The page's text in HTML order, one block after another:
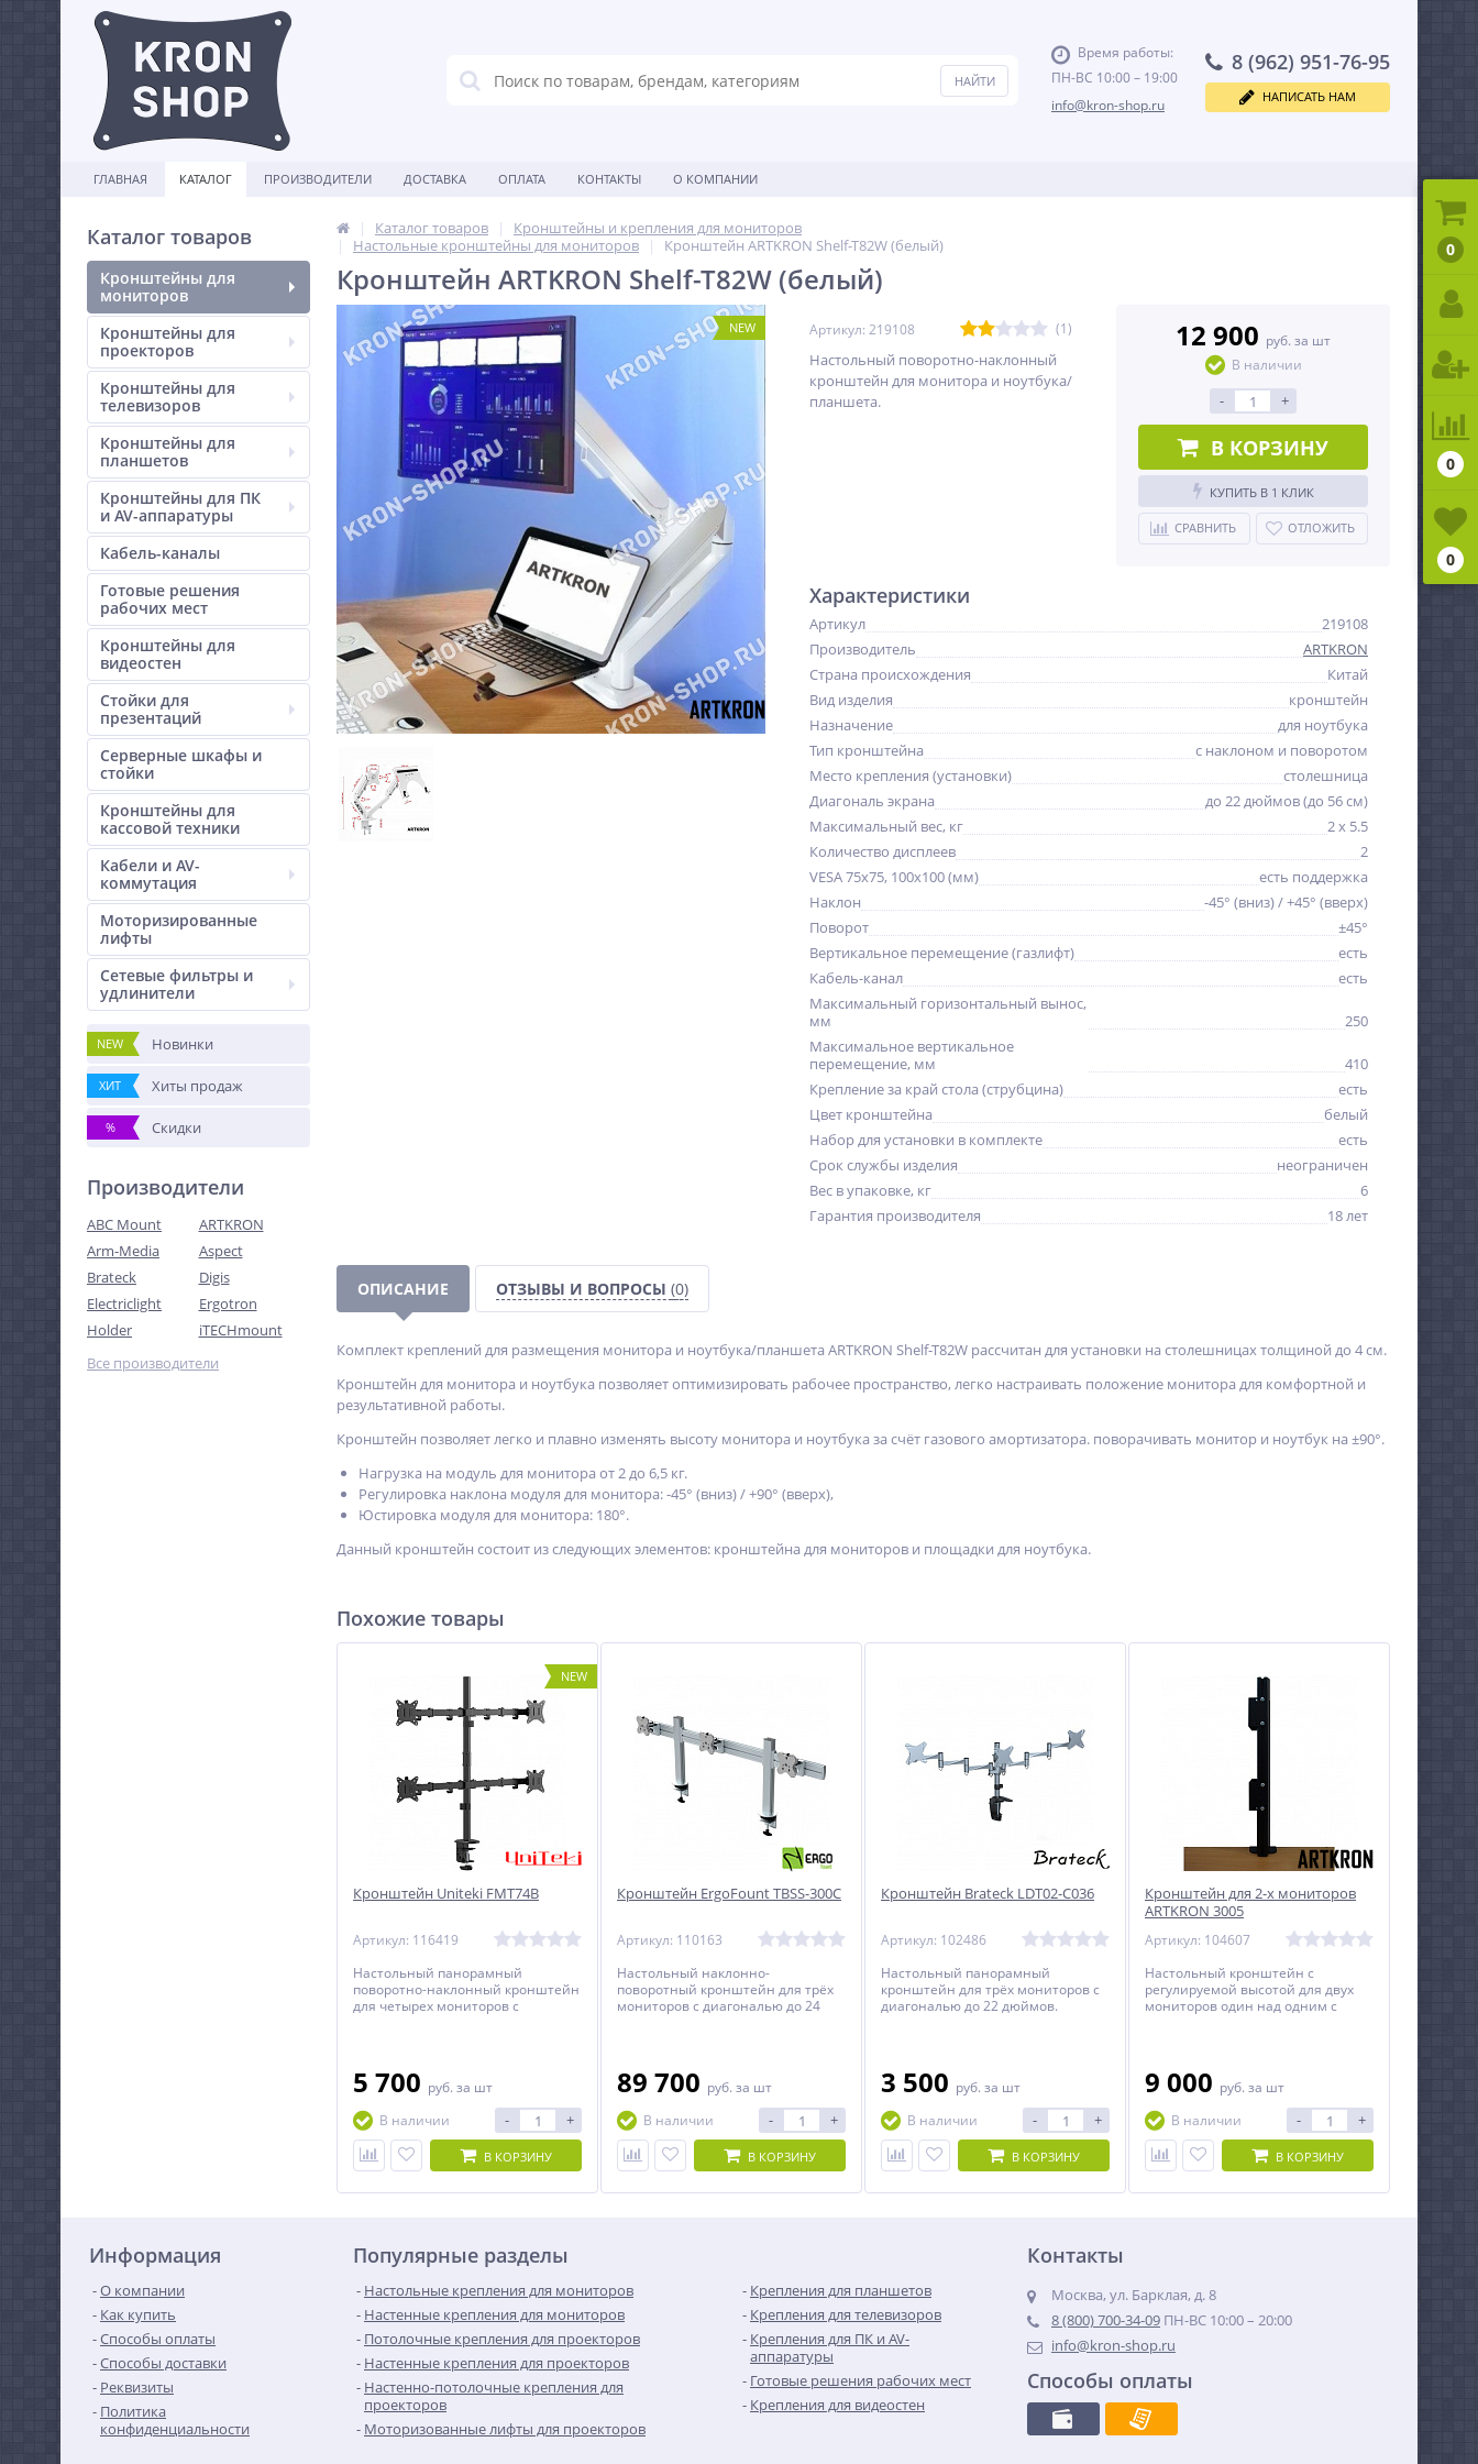
Время работы:
ПН-ВС 10:00 – 19:00
info@kron-shop.ru
8 (962) 951-76-95
НАПИСАТЬ НАМ
ГЛАВНАЯ КАТАЛОГ ПРОИЗВОДИТЕЛИ ДОСТАВКА ОПЛАТА КОНТАКТЫ О КОМПАНИИ
Каталог товаров
Кронштейны для
мониторов
Кронштейны для
проекторов
Кронштейны для
телевизоров
Кронштейны для
планшетов
Кронштейны для ПК
и AV-аппаратуры
Кабель-каналы
Готовые решения
рабочих мест
Кронштейны для
видеостен
Стойки для
презентаций
Серверные шкафы и
стойки
Кронштейны для
кассовой техники
Кабели и AV-
коммутация
Моторизированные
лифты
Сетевые фильтры и
удлинители
NEW Новинки
ХИТ Хиты продаж
% Скидки
Производители
ABC Mount
ARTKRON
Arm-Media
Aspect
Brateck
Digis
Electriclight
Ergotron
Holder
iTECHmount
Все производители
Каталог товаров
Кронштейны и крепления для мониторов
Настольные кронштейны для мониторов
Кронштейн ARTKRON Shelf-T82W (белый)
Кронштейн ARTKRON Shelf-T82W (белый)
NEW Артикул: 219108 (1)
Настольный поворотно-наклонный
кронштейн для монитора и ноутбука/
планшета.
12 900 руб. за шт
В наличии
- +
В КОРЗИНУ
КУПИТЬ В 1 КЛИК
СРАВНИТЬ ОТЛОЖИТЬ
Характеристики
Артикул
219108
Производитель
ARTKRON
Страна происхождения
Китай
Вид изделия
кронштейн
Назначение
для ноутбука
Тип кронштейна
с наклоном и поворотом
Место крепления (установки)
столешница
Диагональ экрана
до 22 дюймов (до 56 см)
Максимальный вес, кг
2 x 5.5
Количество дисплеев
2
VESA 75x75, 100x100 (мм)
есть поддержка
Наклон
-45° (вниз) / +45° (вверх)
Поворот
±45°
Вертикальное перемещение (газлифт)
есть
Кабель-канал
есть
Максимальный горизонтальный вынос,
мм
250
Максимальное вертикальное
перемещение, мм
410
Крепление за край стола (струбцина)
есть
Цвет кронштейна
белый
Набор для установки в комплекте
есть
Срок службы изделия
неограничен
Вес в упаковке, кг
6
Гарантия производителя
18 лет
ОПИСАНИЕ ОТЗЫВЫ И ВОПРОСЫ (0)
Комплект креплений для размещения монитора и ноутбука/планшета ARTKRON Shelf-T82W рассчитан для установки на столешницах толщиной до 4 см.
Кронштейн для монитора и ноутбука позволяет оптимизировать рабочее пространство, легко настраивать положение монитора для комфортной и
результативной работы.
Кронштейн позволяет легко и плавно изменять высоту монитора и ноутбука за счёт газового амортизатора. поворачивать монитор и ноутбук на ±90°.
Нагрузка на модуль для монитора от 2 до 6,5 кг.
Регулировка наклона модуля для монитора: -45° (вниз) / +90° (вверх),
Юстировка модуля для монитора: 180°.
Данный кронштейн состоит из следующих элементов: кронштейна для мониторов и площадки для ноутбука.
Похожие товары
NEW
Кронштейн Uniteki FMT74B
Артикул: 116419
Настольный панорамный
поворотно-наклонный кронштейн
для четырех мониторов с
5 700 руб. за шт
В наличии
- +
В КОРЗИНУ
Кронштейн ErgoFount TBSS-300C
Артикул: 110163
Настольный наклонно-
поворотный кронштейн для трёх
мониторов с диагональю до 24
89 700 руб. за шт
В наличии
- +
В КОРЗИНУ
Кронштейн Brateck LDT02-C036
Артикул: 102486
Настольный панорамный
кронштейн для трёх мониторов с
диагональю до 22 дюймов.
3 500 руб. за шт
В наличии
- +
В КОРЗИНУ
Кронштейн для 2-х мониторов
ARTKRON 3005
Артикул: 104607
Настольный кронштейн с
регулируемой высотой для двух
мониторов один над одним с
9 000 руб. за шт
В наличии
- +
В КОРЗИНУ
Информация
О компании
Как купить
Способы оплаты
Способы доставки
Реквизиты
Политика
конфиденциальности
Популярные разделы
Настольные крепления для мониторов
Настенные крепления для мониторов
Потолочные крепления для проекторов
Настенные крепления для проекторов
Настенно-потолочные крепления для
проекторов
Моторизованные лифты для проекторов
Крепления для планшетов
Крепления для телевизоров
Крепления для ПК и AV-
аппаратуры
Готовые решения рабочих мест
Крепления для видеостен
Контакты
Москва, ул. Барклая, д. 8
8 (800) 700-34-09 ПН-ВС 10:00 – 20:00
info@kron-shop.ru
Способы оплаты
0
0
0